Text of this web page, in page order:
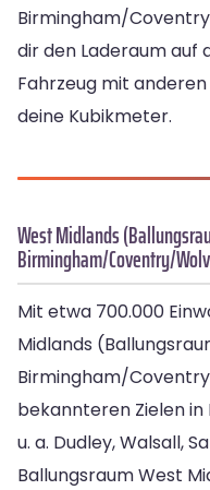
Birmingham/
dir den Laderaum auf
Fahrzeug mit
deine Kubikmeter.
West Midlands
Birmingham/Coventry/
Mit etwa 700.000
Midlands
Birmingham/
bekannteren Zielen
u. a. Dudley, Walsall,
Ballungsraum West